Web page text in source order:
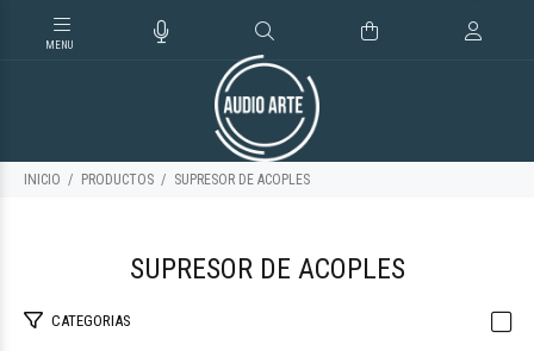
INICIO PRODUCTOS SUPRESOR DE ACOPLES
SUPRESOR DE ACOPLES
CATEGORIAS